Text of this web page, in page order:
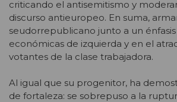
criticando el antisemitismo y
discurso antieuropeo. En suma,
seudorrepublicano junto a un
económicas de izquierda y en el
votantes de la clase trabajadora.
Al igual que su progenitor, ha
de fortaleza: se sobrepuso a la